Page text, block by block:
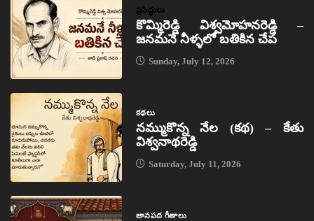
ప్రసిద్ధులు
కొమ్మిరెడ్డి విశ్వమోహనరెడ్డి –
జనమనే నీళ్ళలో బతికిన చేప
Sunday, July 12, 2026
కథలు
నమ్ముకొన్న నేల (కథ) – కేతు
విశ్వనాథరెడ్డి
Saturday, July 11, 2026
జానపద గీతాలు